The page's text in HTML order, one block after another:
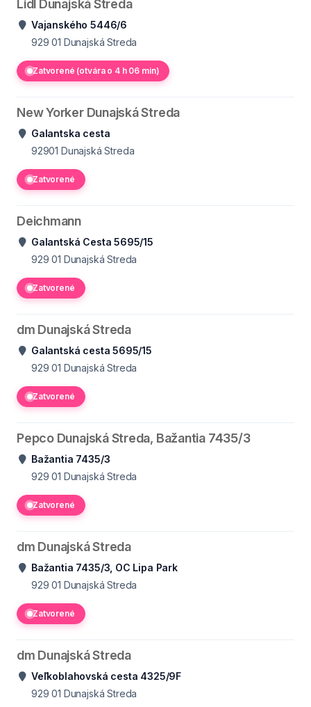
Lidl Dunajská Streda
Vajanského 5446/6
929 01 Dunajská Streda
Zatvorené (otvára o 4 h 06 min)
New Yorker Dunajská Streda
Galantska cesta
92901 Dunajská Streda
Zatvorené
Deichmann
Galantská Cesta 5695/15
929 01 Dunajská Streda
Zatvorené
dm Dunajská Streda
Galantská cesta 5695/15
929 01 Dunajská Streda
Zatvorené
Pepco Dunajská Streda, Bažantia 7435/3
Bažantia 7435/3
929 01 Dunajská Streda
Zatvorené
dm Dunajská Streda
Bažantia 7435/3, OC Lipa Park
929 01 Dunajská Streda
Zatvorené
dm Dunajská Streda
Veľkoblahovská cesta 4325/9F
929 01 Dunajská Streda